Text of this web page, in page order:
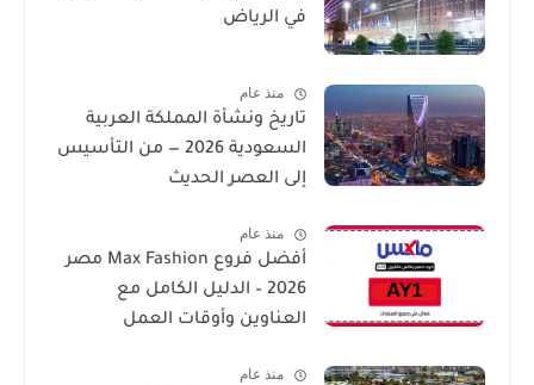
في الرياض
منذ عام
تاريخ ونشأة المملكة العربية
السعودية 2026 — من التأسيس
إلى العصر الحديث
منذ عام
أفضل فروع Max Fashion مصر
2026 – الدليل الكامل مع
العناوين وأوقات العمل
منذ عام